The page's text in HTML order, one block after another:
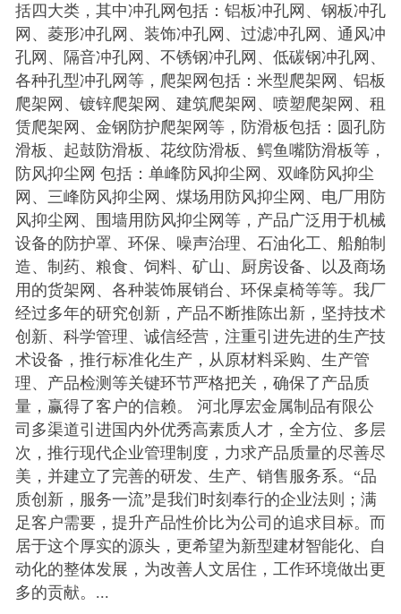
括四大类，其中冲孔网包括：铝板冲孔网、钢板冲孔
网、菱形冲孔网、装饰冲孔网、过滤冲孔网、通风冲
孔网、隔音冲孔网、不锈钢冲孔网、低碳钢冲孔网、
各种孔型冲孔网等，爬架网包括：米型爬架网、铝板
爬架网、镀锌爬架网、建筑爬架网、喷塑爬架网、租
赁爬架网、金钢防护爬架网等，防滑板包括：圆孔防
滑板、起鼓防滑板、花纹防滑板、鳄鱼嘴防滑板等，
防风抑尘网 包括：单峰防风抑尘网、双峰防风抑尘
网、三峰防风抑尘网、煤场用防风抑尘网、电厂用防
风抑尘网、围墙用防风抑尘网等，产品广泛用于机械
设备的防护罩、环保、噪声治理、石油化工、船舶制
造、制药、粮食、饲料、矿山、厨房设备、以及商场
用的货架网、各种装饰展销台、环保桌椅等等。我厂
经过多年的研究创新，产品不断推陈出新，坚持技术
创新、科学管理、诚信经营，注重引进先进的生产技
术设备，推行标准化生产，从原材料采购、生产管
理、产品检测等关键环节严格把关，确保了产品质
量，赢得了客户的信赖。 河北厚宏金属制品有限公
司多渠道引进国内外优秀高素质人才，全方位、多层
次，推行现代企业管理制度，力求产品质量的尽善尽
美，并建立了完善的研发、生产、销售服务系。“品
质创新，服务一流”是我们时刻奉行的企业法则；满
足客户需要，提升产品性价比为公司的追求目标。而
居于这个厚实的源头，更希望为新型建材智能化、自
动化的整体发展，为改善人文居住，工作环境做出更
多的贡献。...